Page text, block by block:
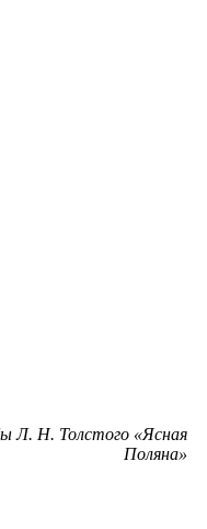
Л. Н. Толстого «Ясная
Поляна»